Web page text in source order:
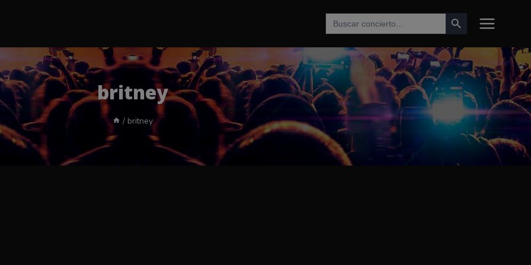
Buscar: Botón de búsqueda
britney
/ britney